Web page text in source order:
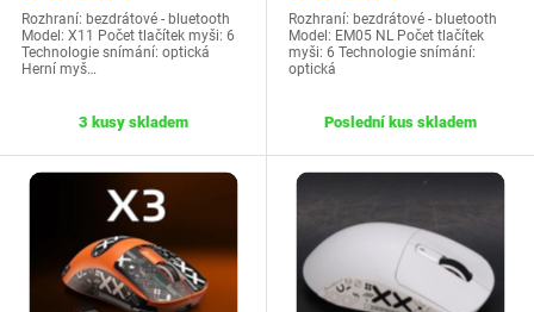
Rozhraní: bezdrátové - bluetooth
Model: X11 Počet tlačítek myši: 6
Technologie snímání: optická
Herní myš…
3 kusy skladem
Rozhraní: bezdrátové - bluetooth
Model: EM05 NL Počet tlačítek
myši: 6 Technologie snímání:
optická
Poslední kus skladem